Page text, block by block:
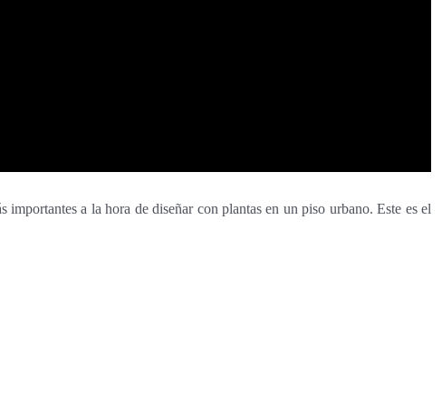
a la hora de diseñar con plantas en un piso urbano. Este es el